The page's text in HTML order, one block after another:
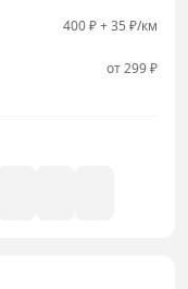
400 ₽ + 35 ₽/км
от 299 ₽